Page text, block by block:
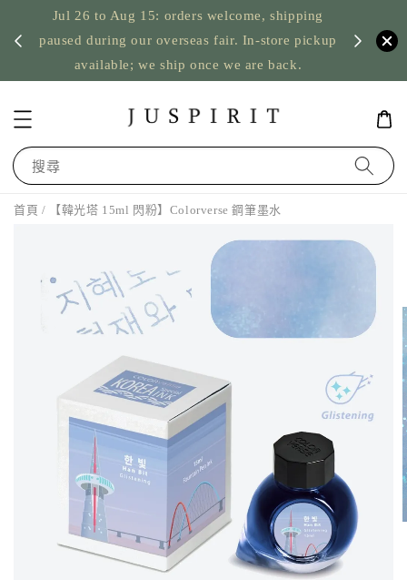
Jul 26 to Aug 15: orders welcome, shipping
paused during our overseas fair. In-store pickup
available; we ship once we are back.
US
搜尋
首頁 / 【韓光塔 15ml 閃粉】Colorverse 鋼筆墨水